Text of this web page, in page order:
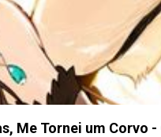
Me Tornei um Corvo